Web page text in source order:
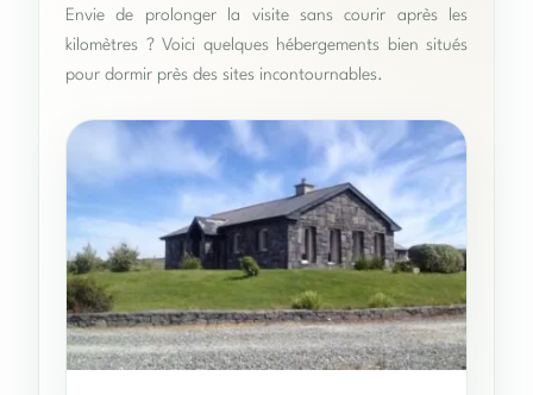
Envie de prolonger la visite sans courir après les
kilomètres ? Voici quelques hébergements bien situés
pour dormir près des sites incontournables.